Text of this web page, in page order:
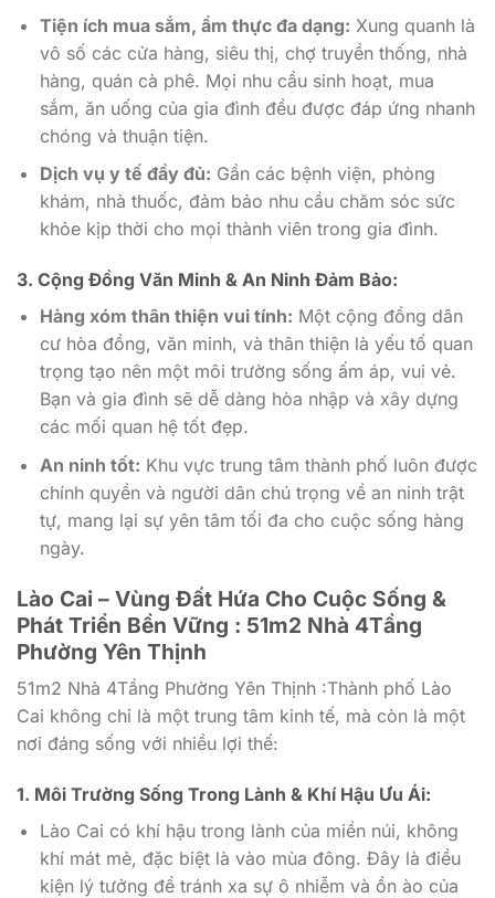
Tiện ích mua sắm, ẩm thực đa dạng: Xung quanh là
vô số các cửa hàng, siêu thị, chợ truyền thống, nhà
hàng, quán cà phê. Mọi nhu cầu sinh hoạt, mua
sắm, ăn uống của gia đình đều được đáp ứng nhanh
chóng và thuận tiện.
Dịch vụ y tế đầy đủ: Gần các bệnh viện, phòng
khám, nhà thuốc, đảm bảo nhu cầu chăm sóc sức
khỏe kịp thời cho mọi thành viên trong gia đình.
3. Cộng Đồng Văn Minh & An Ninh Đảm Bảo:
Hàng xóm thân thiện vui tính: Một cộng đồng dân
cư hòa đồng, văn minh, và thân thiện là yếu tố quan
trọng tạo nên một môi trường sống ấm áp, vui vẻ.
Bạn và gia đình sẽ dễ dàng hòa nhập và xây dựng
các mối quan hệ tốt đẹp.
An ninh tốt: Khu vực trung tâm thành phố luôn được
chính quyền và người dân chú trọng về an ninh trật
tự, mang lại sự yên tâm tối đa cho cuộc sống hàng
ngày.
Lào Cai – Vùng Đất Hứa Cho Cuộc Sống &
Phát Triển Bền Vững : 51m2 Nhà 4Tầng
Phường Yên Thịnh
51m2 Nhà 4Tầng Phường Yên Thịnh :Thành phố Lào
Cai không chỉ là một trung tâm kinh tế, mà còn là một
nơi đáng sống với nhiều lợi thế:
1. Môi Trường Sống Trong Lành & Khí Hậu Ưu Ái:
Lào Cai có khí hậu trong lành của miền núi, không
khí mát mẻ, đặc biệt là vào mùa đông. Đây là điều
kiện lý tưởng để tránh xa sự ô nhiễm và ồn ào của